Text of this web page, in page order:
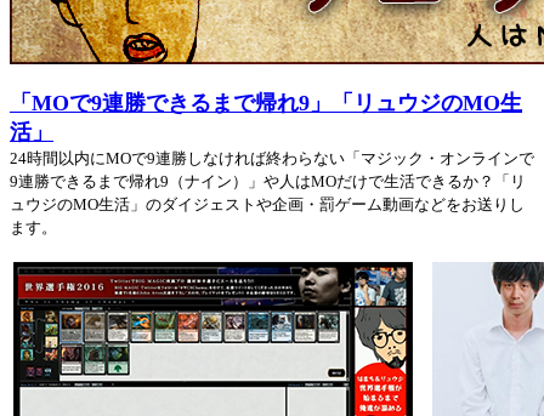
「MOで9連勝できるまで帰れ9」「リュウジのMO生
活」
24時間以内にMOで9連勝しなければ終わらない「マジック・オンラインで
9連勝できるまで帰れ9（ナイン）」や人はMOだけで生活できるか？「リ
ュウジのMO生活」のダイジェストや企画・罰ゲーム動画などをお送りし
ます。